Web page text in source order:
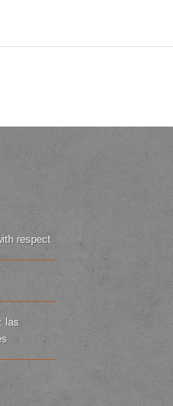
respect
las